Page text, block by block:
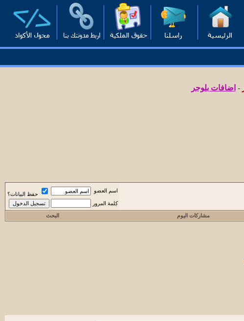
- اضافات بلوجر
اسم العضو
حفظ البيانات؟
كلمة المرور
مشاركات اليوم البحث